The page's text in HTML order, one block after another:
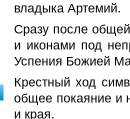
владыка Артемий.
Сразу после
и иконами под
Успения Божией
Крестный ход
общее покаяние и
и края.